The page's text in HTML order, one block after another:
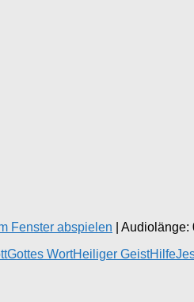
Fenster abspielen Audiolänge:
Gottes WortHeiliger GeistHilfe